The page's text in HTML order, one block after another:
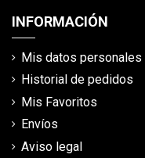
INFORMACIÓN
Mis datos personales
Historial de pedidos
Mis Favoritos
Envíos
Aviso legal